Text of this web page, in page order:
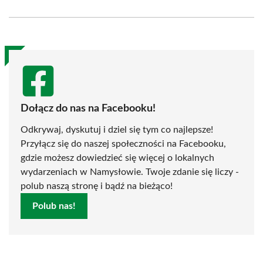
(Twitter)
Dołącz do nas na Facebooku!
Odkrywaj, dyskutuj i dziel się tym co najlepsze!
Przyłącz się do naszej społeczności na Facebooku,
gdzie możesz dowiedzieć się więcej o lokalnych
wydarzeniach w Namysłowie. Twoje zdanie się liczy -
polub naszą stronę i bądź na bieżąco!
Polub nas!